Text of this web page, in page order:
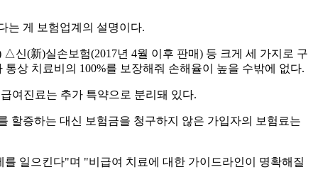
는 게 보험업계의 설명이다.
신(新)실손보험(2017년 4월 이후 판매) 등 크게 세 가지로 구
상 치료비의 100%를 보장해줘 손해율이 높을 수밖에 없다.
여진료는 추가 특약으로 분리돼 있다.
할증하는 대신 보험금을 청구하지 않은 가입자의 보험료는
일으킨다"며 "비급여 치료에 대한 가이드라인이 명확해질